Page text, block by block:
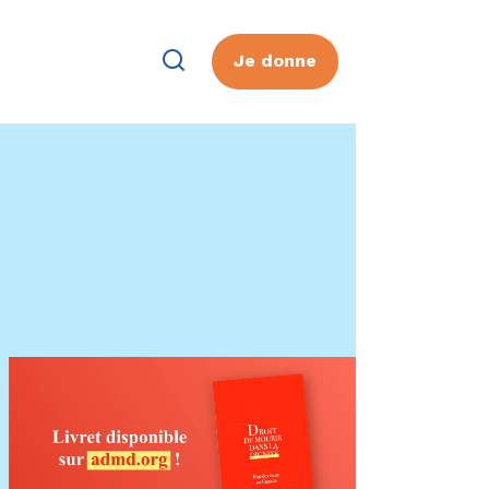
Je donne